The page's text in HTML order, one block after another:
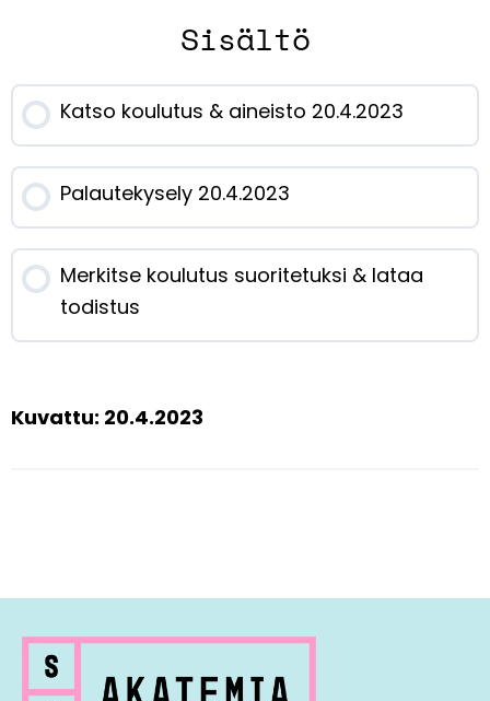
Sisältö
Katso koulutus & aineisto 20.4.2023
Palautekysely 20.4.2023
Merkitse koulutus suoritetuksi & lataa
todistus
Kuvattu: 20.4.2023